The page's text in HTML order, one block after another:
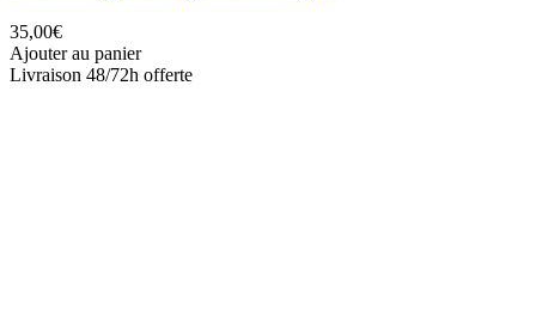
35,00€
Ajouter au panier
Livraison 48/72h offerte